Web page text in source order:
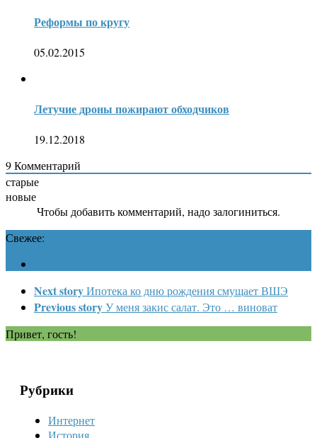
Реформы по кругу
05.02.2015
Летучие дроны пожирают обходчиков
19.12.2018
9Комментарий
старые
новые
Чтобы добавить комментарий, надо залогиниться.
Свежее:
Next storyИпотека ко дню рождения смущает ВШЭ
Previous storyУ меня закис салат. Это … виноват
Привет, гость!
Рубрики
Интернет
История